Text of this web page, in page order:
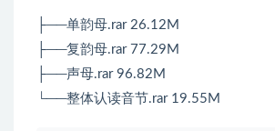
├──单韵母.rar 26.12M
├──复韵母.rar 77.29M
├──声母.rar 96.82M
└──整体认读音节.rar 19.55M